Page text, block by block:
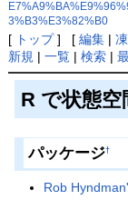
3%B3%E3%82%B0
[ トップ] [ 編集|
新規 | 一覧| 検索|
R で状態
パッケージ†
Rob